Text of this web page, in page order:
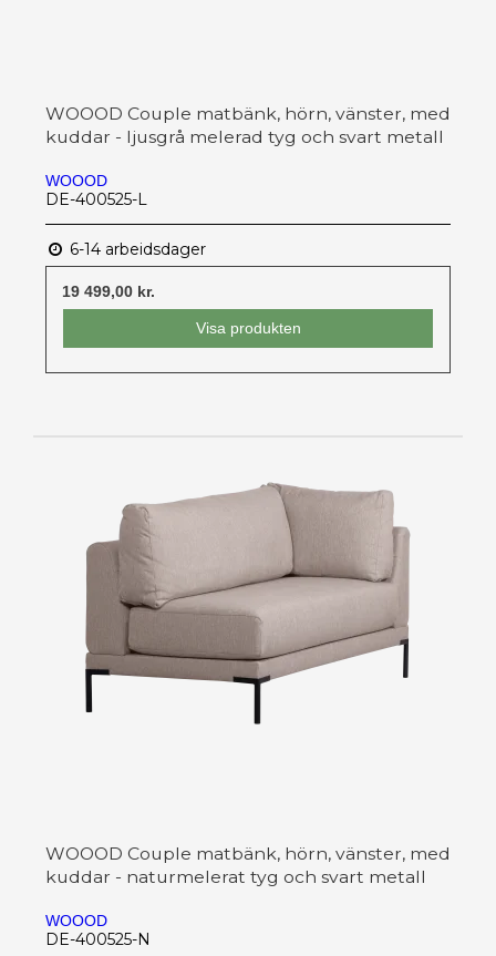
WOOOD Couple matbänk, hörn, vänster, med
kuddar - ljusgrå melerad tyg och svart metall
WOOOD
DE-400525-L
6-14 arbeidsdager
19 499,00 kr.
Visa produkten
WOOOD Couple matbänk, hörn, vänster, med
kuddar - naturmelerat tyg och svart metall
WOOOD
DE-400525-N